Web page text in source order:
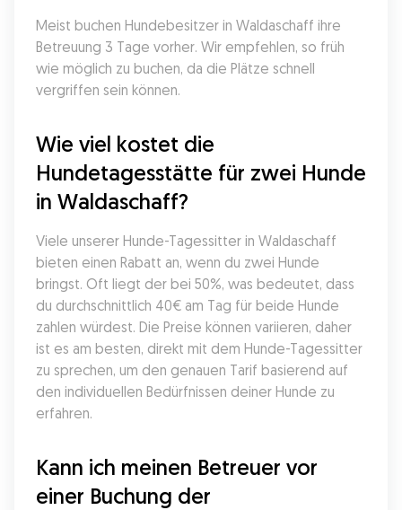
Meist buchen Hundebesitzer in Waldaschaff ihre
Betreuung 3 Tage vorher. Wir empfehlen, so früh
wie möglich zu buchen, da die Plätze schnell
vergriffen sein können.
Wie viel kostet die
Hundetagesstätte für zwei Hunde
in Waldaschaff?
Viele unserer Hunde-Tagessitter in Waldaschaff
bieten einen Rabatt an, wenn du zwei Hunde
bringst. Oft liegt der bei 50%, was bedeutet, dass
du durchschnittlich 40€ am Tag für beide Hunde
zahlen würdest. Die Preise können variieren, daher
ist es am besten, direkt mit dem Hunde-Tagessitter
zu sprechen, um den genauen Tarif basierend auf
den individuellen Bedürfnissen deiner Hunde zu
erfahren.
Kann ich meinen Betreuer vor
einer Buchung der